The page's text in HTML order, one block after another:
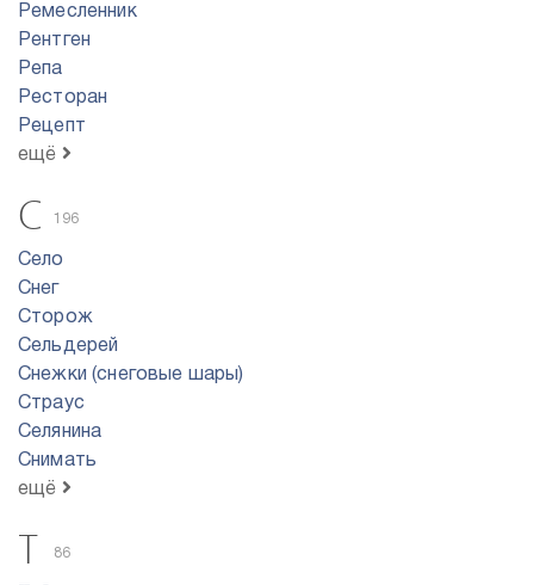
Ремесленник
Рентген
Репа
Ресторан
Рецепт
ещё
С 196
Село
Снег
Сторож
Сельдерей
Снежки (снеговые шары)
Страус
Селянина
Снимать
ещё
Т 86